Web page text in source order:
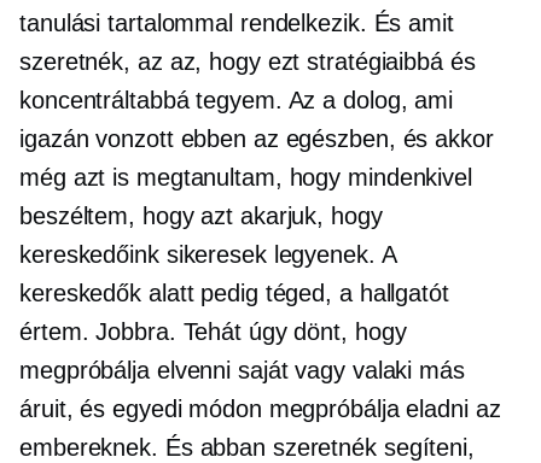
tanulási tartalommal rendelkezik. És amit
szeretnék, az az, hogy ezt stratégiaibbá és
koncentráltabbá tegyem. Az a dolog, ami
igazán vonzott ebben az egészben, és akkor
még azt is megtanultam, hogy mindenkivel
beszéltem, hogy azt akarjuk, hogy
kereskedőink sikeresek legyenek. A
kereskedők alatt pedig téged, a hallgatót
értem. Jobbra. Tehát úgy dönt, hogy
megpróbálja elvenni saját vagy valaki más
áruit, és egyedi módon megpróbálja eladni az
embereknek. És abban szeretnék segíteni,